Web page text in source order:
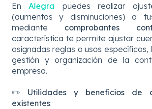
En Alegra puedes realizar
(aumentos y disminuciones) a
mediante comprobantes
característica te permite ajustar
asignadas reglas o usos específicos,
gestión y organización de la
empresa.
✏️ Utilidades y beneficios de
existentes: